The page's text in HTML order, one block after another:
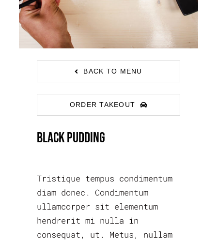
BACK TO MENU
ORDER TAKEOUT
Black Pudding
Tristique tempus condimentum
diam donec. Condimentum
ullamcorper sit elementum
hendrerit mi nulla in
consequat, ut. Metus, nullam